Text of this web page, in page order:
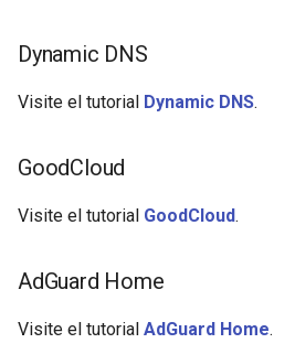
Dynamic DNS
Visite el tutorial Dynamic DNS.
GoodCloud
Visite el tutorial GoodCloud.
AdGuard Home
Visite el tutorial AdGuard Home.